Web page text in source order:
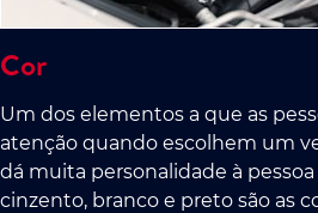
Cor
Um dos elementos a que as
atenção quando escolhem um
dá muita personalidade à
cinzento, branco e preto são as